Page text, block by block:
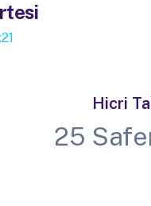
Hicri
25